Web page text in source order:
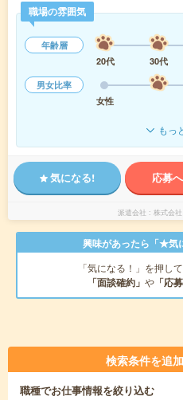
職場の雰囲気
年齢層
20代
30代
男女比率
女性
もっ
気になる! 応募
派遣会社 株式会
興味があったら「★気
「気になる！」を押し
「面談確約」 や 「応
検索条件を追
職種でお仕事情報を絞り込む